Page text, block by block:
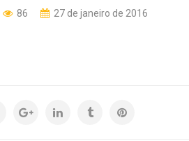
86 27 de janeiro de 2016